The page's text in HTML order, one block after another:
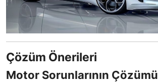
Çözüm Önerileri
Motor Sorunlarının Çözümü